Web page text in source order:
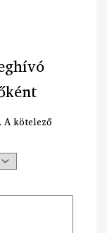
A kötelező